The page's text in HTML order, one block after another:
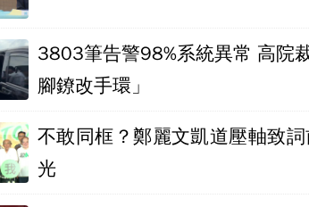
3803筆告警98%系統異常 高院
腳鐐改手環」
不敢同框？鄭麗文凱道壓軸致
光